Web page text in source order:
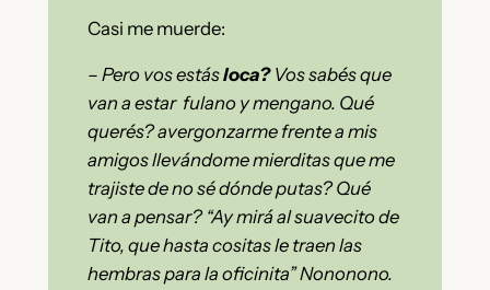
Casi me muerde:
– Pero vos estásloca? Vos sabés que
van a estar fulano y mengano. Qué
querés? avergonzarme frente a mis
amigos llevándome mierditas que me
trajiste de no sé dónde putas? Qué
van a pensar? “Ay mirá al suavecito de
Tito, que hasta cositas le traen las
hembras para la oficinita” Nononono.